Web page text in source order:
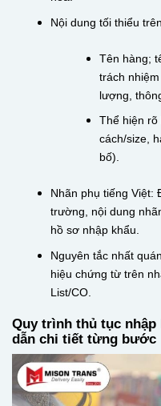
Nội dung tối thiểu
Tên hàng;
trách
lượng,
Thể hiện rõ
cách/size,
bố).
Nhãn phụ tiếng
trường, nội dung
hồ sơ nhập khẩu.
Nguyên tắc nhất
hiệu chứng từ trên
List/CO.
Quy trình thủ tục nhập
dẫn chi tiết từng bước